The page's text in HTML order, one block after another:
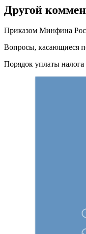
Другой
Приказом Минфина
Вопросы, касающиеся
Порядок уплаты